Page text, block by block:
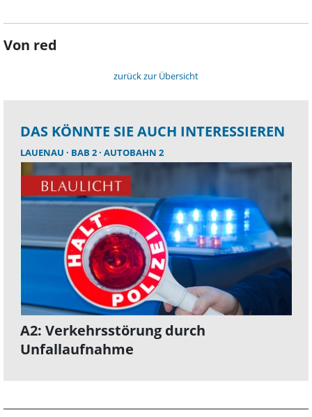
Von red
zurück zur Übersicht
DAS KÖNNTE SIE AUCH INTERESSIEREN
LAUENAU BAB 2 AUTOBAHN 2
A2: Verkehrsstörung durch
Unfallaufnahme